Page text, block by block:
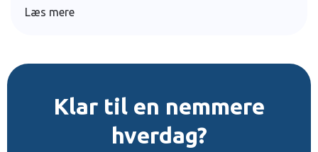
Læs mere
Klar til en nemmere
hverdag?